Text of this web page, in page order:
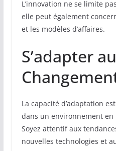
L’innovation ne se limite
elle peut également
et les modèles d’affaires.
S’adapter
La capacité d’adaptation
dans un environnement
Soyez attentif aux
nouvelles technologies et